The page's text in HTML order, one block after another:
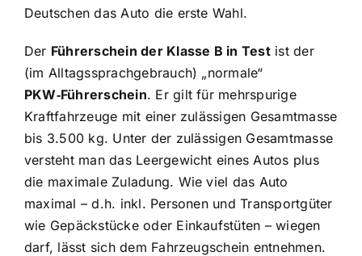
Deutschen das Auto die erste Wahl.
Der Führerschein der Klasse B in Testist der
(im Alltagssprachgebrauch) „normale“
PKW‑Führerschein. Er gilt für mehrspurige
Kraftfahrzeuge mit einer zulässigen Gesamtmasse
bis 3.500 kg. Unter der zulässigen Gesamtmasse
versteht man das Leergewicht eines Autos plus
die maximale Zuladung. Wie viel das Auto
maximal – d.h. inkl. Personen und Transportgüter
wie Gepäckstücke oder Einkaufstüten – wiegen
darf, lässt sich dem Fahrzeugschein entnehmen.